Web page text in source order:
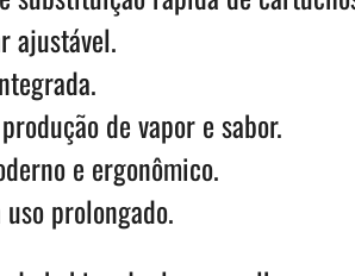
ajustável.
de vapor e sabor.
e ergonômico.
prolongado.